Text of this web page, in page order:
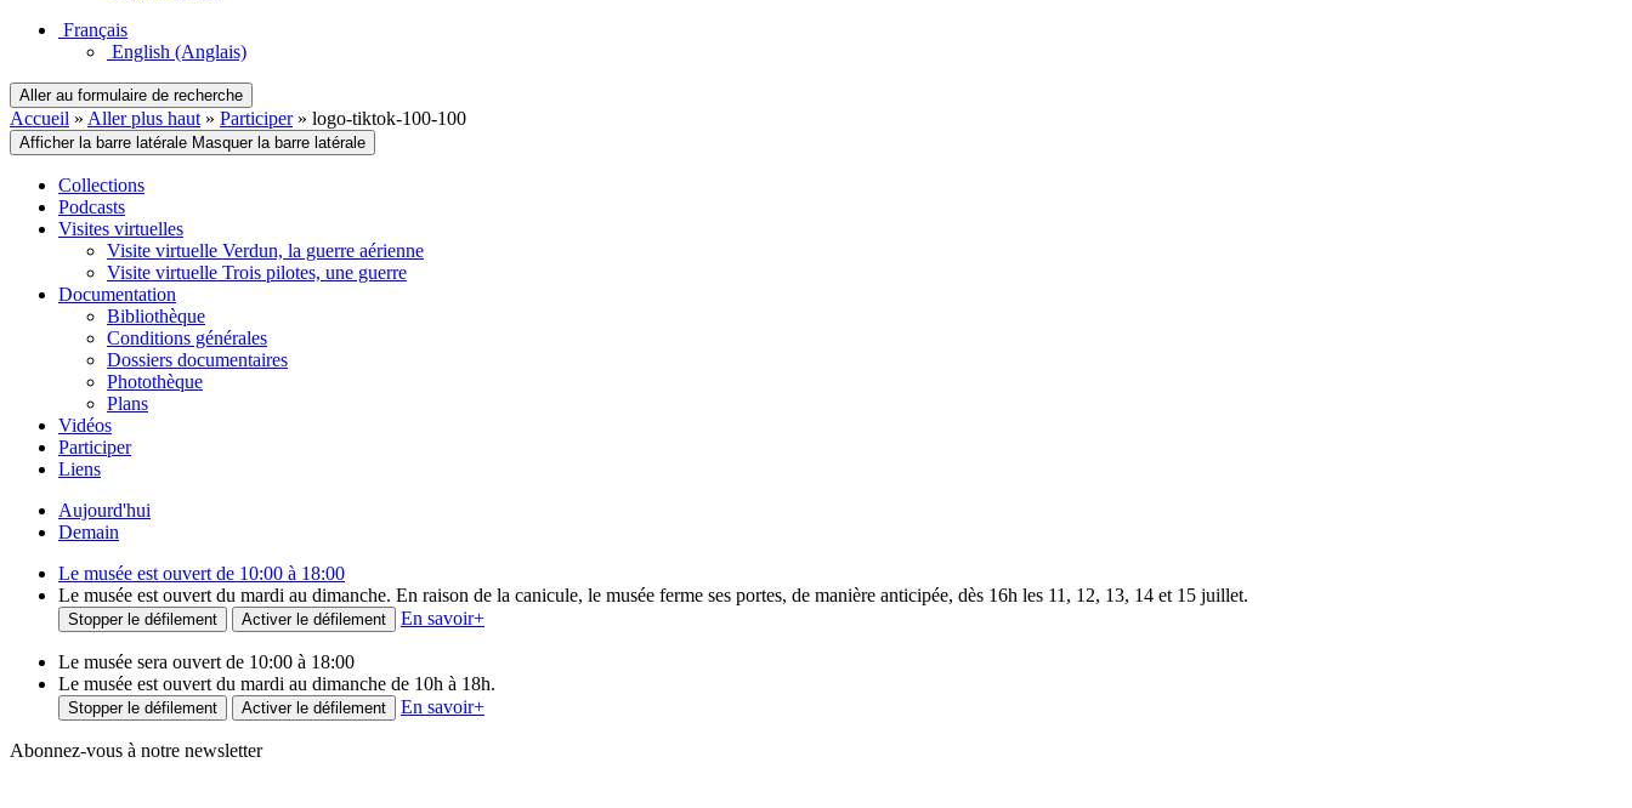
Français
English (Anglais)
Aller au formulaire de recherche
Accueil » Aller plus haut » Participer» logo-tiktok-100-100
Afficher la barre latérale Masquer la barre latérale
Collections
Podcasts
Visites virtuelles
Visite virtuelle Verdun, la guerre aérienne
Visite virtuelle Trois pilotes, une guerre
Documentation
Bibliothèque
Conditions générales
Dossiers documentaires
Photothèque
Plans
Vidéos
Participer
Liens
Aujourd'hui
Demain
Le musée est ouvert de 10:00 à 18:00
Le musée est ouvert du mardi au dimanche. En raison de la canicule, le musée ferme ses portes, de manière anticipée, dès 16h les 11, 12, 13, 14 et 15 juillet.
Stopper le défilement Activer le défilement En savoir+
Le musée sera ouvert de 10:00 à 18:00
Le musée est ouvert du mardi au dimanche de 10h à 18h.
Stopper le défilement Activer le défilement En savoir+
Abonnez-vous à notre newsletter